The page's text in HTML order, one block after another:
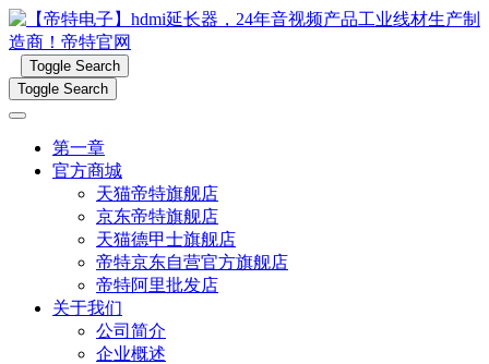
Toggle Search
Toggle Search
第一章
官方商城
天猫帝特旗舰店
京东帝特旗舰店
天猫德甲士旗舰店
帝特京东自营官方旗舰店
帝特阿里批发店
关于我们
公司简介
企业概述